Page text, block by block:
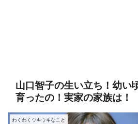
山口智子の生い立ち！幼い
育ったの！実家の家族は！
わくわくウキウキなこと